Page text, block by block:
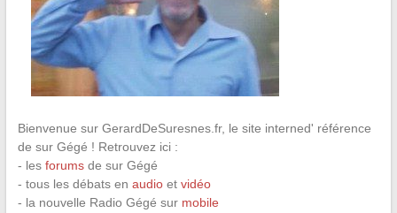
Bienvenue sur GerardDeSuresnes.fr, le site interned' référence
de sur Gégé ! Retrouvez ici :
- les forumsde sur Gégé
- tous les débats en audioet vidéo
- la nouvelle Radio Gégé sur mobile